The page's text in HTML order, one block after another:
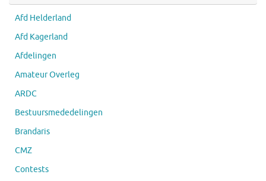
Afd Helderland
Afd Kagerland
Afdelingen
Amateur Overleg
ARDC
Bestuursmededelingen
Brandaris
CMZ
Contests